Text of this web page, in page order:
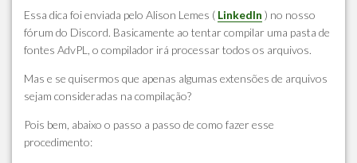
Essa dica foi enviada pelo Alison Lemes ( LinkedIn ) no nosso
fórum do Discord. Basicamente ao tentar compilar uma pasta de
fontes AdvPL, o compilador irá processar todos os arquivos.
Mas e se quisermos que apenas algumas extensões de arquivos
sejam consideradas na compilação?
Pois bem, abaixo o passo a passo de como fazer esse
procedimento: